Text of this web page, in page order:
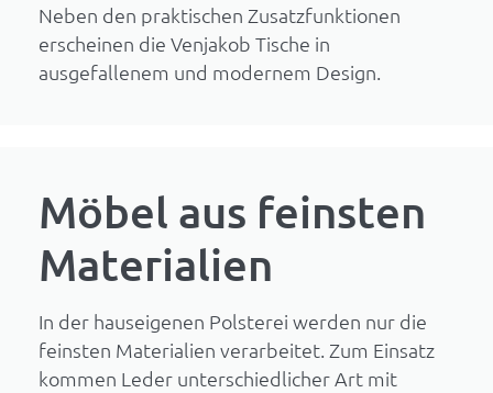
Neben den praktischen Zusatzfunktionen
erscheinen die Venjakob Tische in
ausgefallenem und modernem Design.
Möbel aus feinsten
Materialien
In der hauseigenen Polsterei werden nur die
feinsten Materialien verarbeitet. Zum Einsatz
kommen Leder unterschiedlicher Art mit